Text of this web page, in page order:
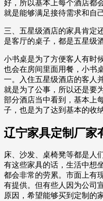
好，所以基本上每个酒店都
就是能够满足接待需求和自
三、五星级酒店的家具肯定
是客厅的桌子，都是五星级
小书桌是为了方便客人有时
也会在房间里面用餐，小书
一。入住五星级酒店的客人
就是为了公事，所以还是要
部分酒店当中看到，基本上
子，也是为了达到基本的收
辽宁家具定制厂家
床、沙发、桌椅凳等都是人
有这些家具的话，生活中想
都会非常的劳累。市面上有
有提供。但有些人因为公司
原因，希望能够买到定制的